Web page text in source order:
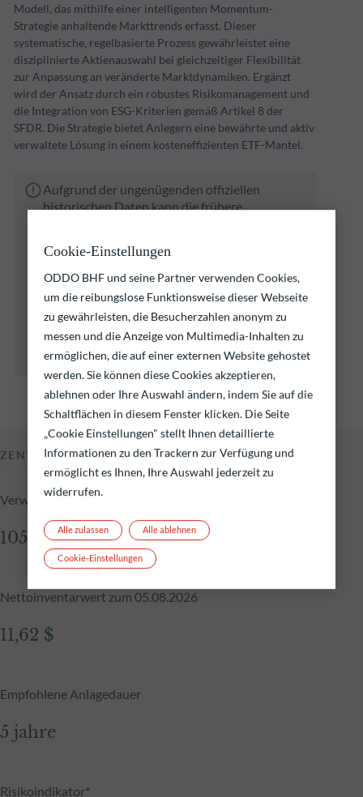
Modell, das mithilfe einer intelligenten Momentum-
Strategie anhaltende Markttrends erfasst. Dieser
systematische, regelbasierte Prozess gewährleistet eine
disziplinierte Aktienauswahl bei gleichzeitiger Flexibilität
zur Anpassung an veränderte Marktdynamiken. Ergänzt
wird der Ansatz durch ein robustes Risikomanagement und
die Integration von ESG-Kriterien gemäß Artikel 8 der
SFDR. Die Strategie bietet Anlegern eine bewährte und aktiv
verwaltete Lösung in einem kosteneffizienten ETF-Mantel.
Aufgrund der ungenügenden offiziellen
historischen Daten kann die frühere
eines Kapitalverlusts.
Wir erinnern daran, dass die Wertentwicklung
in der Vergangenheit keine Rückschlüsse auf
schwankt im Laufe der Zeit.
Das Erreichen der Anlageziele kann nicht
garantiert werden.
ZENTRALE KENNZAHLEN
Verwaltetes Fondsvolumen zum 05.08.2026
105,51 Mio.$
Nettoinventarwert zum 05.08.2026
11,62 $
Empfohlene Anlagedauer
5 jahre
Risikoindikator*
Cookie-Einstellungen
ODDO BHF und seine Partner verwenden Cookies,
um die reibungslose Funktionsweise dieser Webseite
zu gewährleisten, die Besucherzahlen anonym zu
messen und die Anzeige von Multimedia-Inhalten zu
ermöglichen, die auf einer externen Website gehostet
werden. Sie können diese Cookies akzeptieren,
ablehnen oder Ihre Auswahl ändern, indem Sie auf die
Schaltflächen in diesem Fenster klicken. Die Seite
„Cookie Einstellungen" stellt Ihnen detaillierte
Informationen zu den Trackern zur Verfügung und
ermöglicht es Ihnen, Ihre Auswahl jederzeit zu
widerrufen.
Alle ablehnen
Alle zulassen
Cookie-Einstellungen